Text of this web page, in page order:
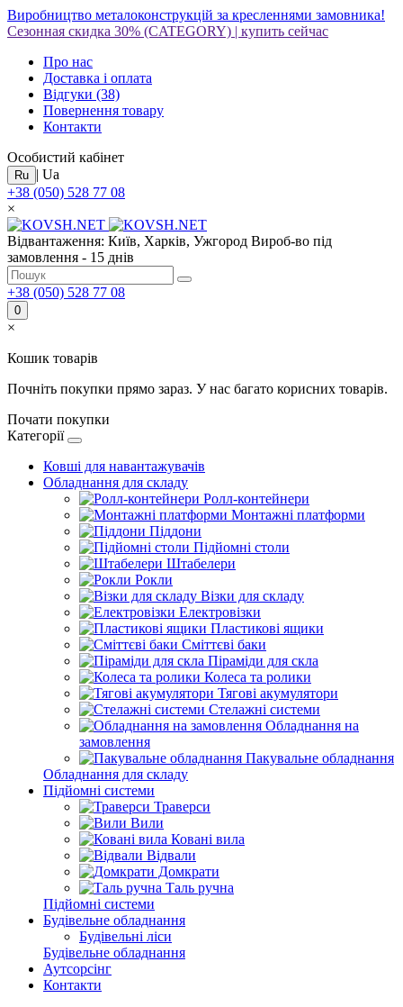
Виробництво металоконструкцій за кресленнями замовника!
Сезонная скидка 30% (CATEGORY) | купить сейчас
Про нас
Доставка і оплата
Відгуки (38)
Повернення товару
Контакти
Особистий кабінет
Ru | Ua
+38 (050) 528 77 08
×
Відвантаження: Київ, Харків, Ужгород Вироб-во під
замовлення - 15 днів
+38 (050) 528 77 08
0
×
Кошик товарів
Почніть покупки прямо зараз. У нас багато корисних товарів.
Почати покупки
Категорії
Ковші для навантажувачів
Обладнання для складу
Ролл-контейнери
Монтажні платформи
Піддони
Підйомні столи
Штабелери
Рокли
Візки для складу
Електровізки
Пластикові ящики
Сміттєві баки
Піраміди для скла
Колеса та ролики
Тягові акумулятори
Стелажні системи
Обладнання на
замовлення
Пакувальне обладнання
Обладнання для складу
Підйомні системи
Траверси
Вили
Ковані вила
Відвали
Домкрати
Таль ручна
Підйомні системи
Будівельне обладнання
Будівельні ліси
Будівельне обладнання
Аутсорсінг
Контакти